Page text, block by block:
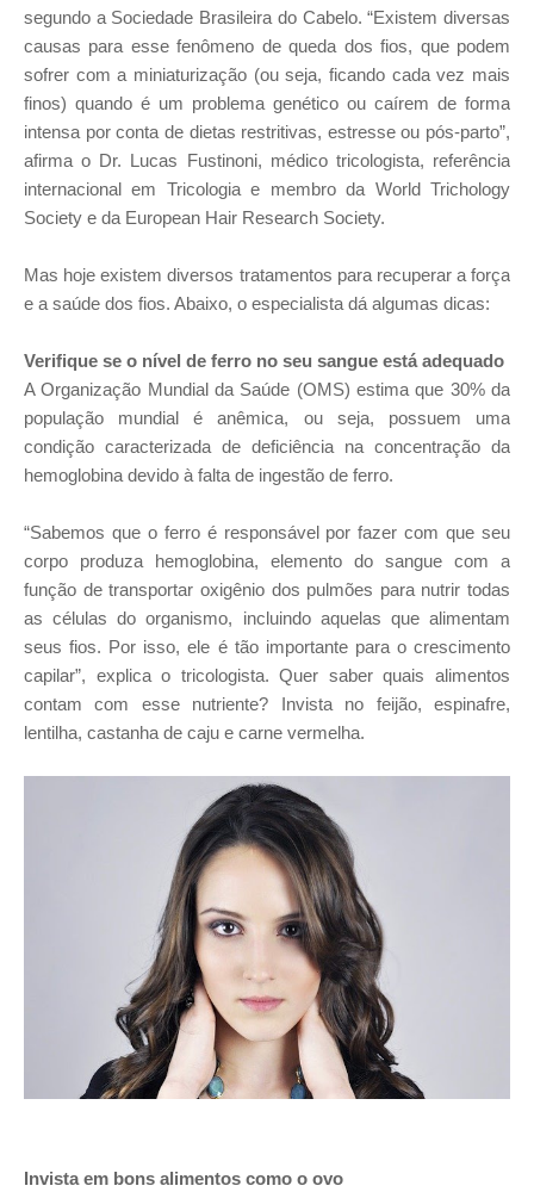
segundo a Sociedade Brasileira do Cabelo. “Existem diversas
causas para esse fenômeno de queda dos fios, que podem
sofrer com a miniaturização (ou seja, ficando cada vez mais
finos) quando é um problema genético ou caírem de forma
intensa por conta de dietas restritivas, estresse ou pós-parto”,
afirma o Dr. Lucas Fustinoni, médico tricologista, referência
internacional em Tricologia e membro da World Trichology
Society e da European Hair Research Society.
Mas hoje existem diversos tratamentos para recuperar a força
e a saúde dos fios. Abaixo, o especialista dá algumas dicas:
Verifique se o nível de ferro no seu sangue está adequado
A Organização Mundial da Saúde (OMS) estima que 30% da
população mundial é anêmica, ou seja, possuem uma
condição caracterizada de deficiência na concentração da
hemoglobina devido à falta de ingestão de ferro.
“Sabemos que o ferro é responsável por fazer com que seu
corpo produza hemoglobina, elemento do sangue com a
função de transportar oxigênio dos pulmões para nutrir todas
as células do organismo, incluindo aquelas que alimentam
seus fios. Por isso, ele é tão importante para o crescimento
capilar”, explica o tricologista. Quer saber quais alimentos
contam com esse nutriente? Invista no feijão, espinafre,
lentilha, castanha de caju e carne vermelha.
Invista em bons alimentos como o ovo